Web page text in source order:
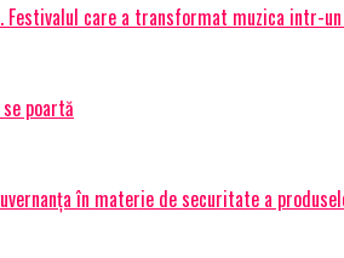
Festivalul care a transformat muzica intr-
poartă
în materie de securitate a